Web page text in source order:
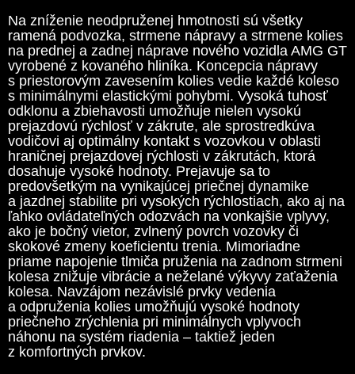
Na zníženie neodpruženej hmotnosti sú všetky
ramená podvozka, strmene nápravy a strmene kolies
na prednej a zadnej náprave nového vozidla AMG GT
vyrobené z kovaného hliníka. Koncepcia nápravy
s priestorovým zavesením kolies vedie každé koleso
s minimálnymi elastickými pohybmi. Vysoká tuhosť
odklonu a zbiehavosti umožňuje nielen vysokú
prejazdovú rýchlosť v zákrute, ale sprostredkúva
vodičovi aj optimálny kontakt s vozovkou v oblasti
hraničnej prejazdovej rýchlosti v zákrutách, ktorá
dosahuje vysoké hodnoty. Prejavuje sa to
predovšetkým na vynikajúcej priečnej dynamike
a jazdnej stabilite pri vysokých rýchlostiach, ako aj na
ľahko ovládateľných odozvách na vonkajšie vplyvy,
ako je bočný vietor, zvlnený povrch vozovky či
skokové zmeny koeficientu trenia. Mimoriadne
priame napojenie tlmiča pruženia na zadnom strmeni
kolesa znižuje vibrácie a neželané výkyvy zaťaženia
kolesa. Navzájom nezávislé prvky vedenia
a odpruženia kolies umožňujú vysoké hodnoty
priečneho zrýchlenia pri minimálnych vplyvoch
náhonu na systém riadenia – taktiež jeden
z komfortných prvkov.